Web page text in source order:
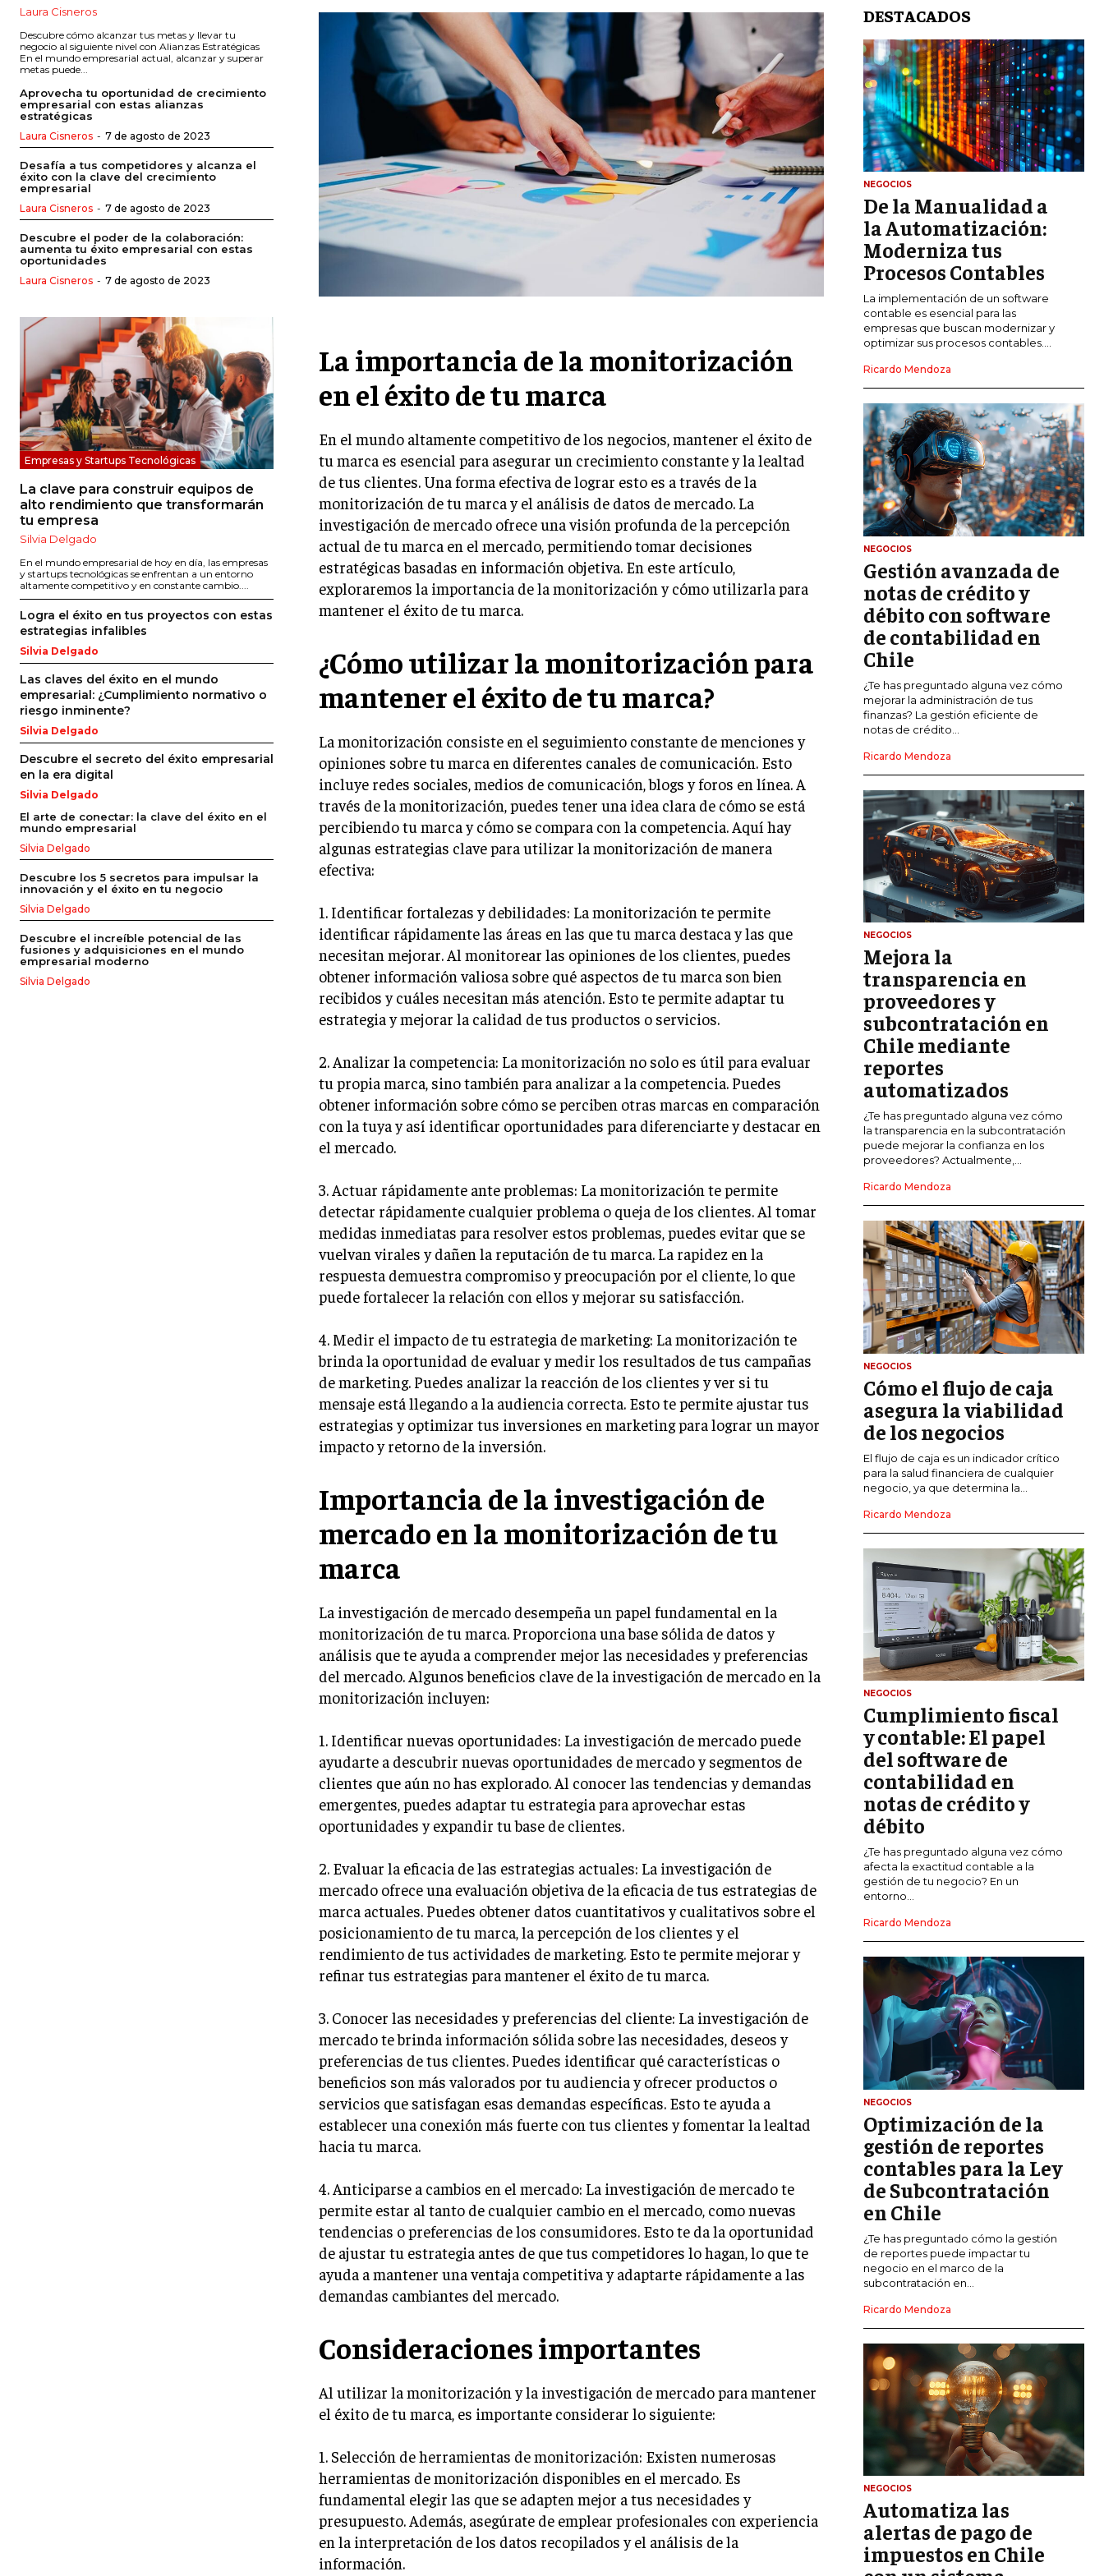
LIFESTYLE
MARKETING
ESTRATEGIAS DE MARKETING
AGENCIAS DE POSICIONAMIENTO WEB
SEO
VENTA DE ENLACES
MARKETING DIGITAL
PUBLICIDAD
VENTAS Y PERSUASIÓN
GESTIÓN DE PRODUCTOS
COMUNICACIÓN CORPORATIVA
GESTIÓN DE MARCA
INVESTIGACIÓN DE MERCADO
ANÁLISIS DE COMPETENCIA
GESTIÓN DE CLIENTES
EMPRENDIMIENTO
INNOVACIÓN EMPRESARIAL
GESTIÓN DEL CAMBIO
LIDERAZGO
EMPRENDIMIENTO
PLANIFICACIÓN EMPRESARIAL
FINANZAS
FINANZAS Y CONTABILIDAD
GESTIÓN DE RECURSOS FINANCIEROS
INVERSIONES Y MERCADOS FINANCIEROS
CONTABILIDAD EMPRESARIAL
ECONOMÍA EMPRESARIAL
INTERNACIONAL
NEGOCIOS INTERNACIONALES
COMERCIO INTERNACIONAL
EXPANSIÓN GLOBAL
ALIANZAS ESTRATÉGICAS
TECNOLOGIA
SOSTENIBILIDAD Y MEDIO AMBIENTE
GESTIÓN DE LA INNOVACIÓN
TECNOLÓGICA
TRANSFORMACIÓN DIGITAL
ANALÍTICA EMPRESARIAL Y BUSINESS
INTELLIGENCE
CIBERSEGURIDAD EMPRESARIAL
ESTRATEGIA
EMPRESAS FAMILIARES Y SUCESIÓN
NEGOCIACIÓN Y RESOLUCIÓN DE
CONFLICTOS
DERECHO EMPRESARIAL Y
REGULACIONES
ÉXITO EMPRESARIAL Y CASOS DE
ESTUDIO
GOBIERNO CORPORATIVO
NEGOCIOS
ESTRATEGIAS DE NEGOCIOS
MARKETING B2B
MARKETING B2C
FRANQUICIAS
MARKETING DE INFLUENCERS
E-COMMERCE
GESTIÓN DE CRISIS EMPRESARIALES
EMPRESAS Y STARTUPS TECNOLÓGICAS
GESTIÓN DE LA EXPERIENCIA DEL
CLIENTE
PROYECTOS
GESTIÓN DE PROYECTOS
GESTIÓN DE OPERACIONES Y CADENA
DE SUMINISTRO
LOGÍSTICA EMPRESARIAL
CALIDAD Y MEJORA CONTINUA
TALENTOS
TALENTO
RECLUTAMIENTO Y SELECCIÓN
DESARROLLO DE PERSONAL
GESTIÓN DEL DESEMPEÑO
CULTURA Y CLIMA ORGANIZACIONAL
ÉTICA EMPRESARIAL Y
RESPONSABILIDAD SOCIAL
BLOG
Laura Cisneros
Descubre cómo alcanzar tus metas y llevar tu
negocio al siguiente nivel con Alianzas Estratégicas
En el mundo empresarial actual, alcanzar y superar
metas puede...
Aprovecha tu oportunidad de crecimiento
empresarial con estas alianzas
estratégicas
Laura Cisneros - 7 de agosto de 2023
Desafía a tus competidores y alcanza el
éxito con la clave del crecimiento
empresarial
Laura Cisneros - 7 de agosto de 2023
Descubre el poder de la colaboración:
aumenta tu éxito empresarial con estas
oportunidades
Laura Cisneros - 7 de agosto de 2023
Empresas y Startups Tecnológicas
La clave para construir equipos de
alto rendimiento que transformarán
tu empresa
Silvia Delgado
En el mundo empresarial de hoy en día, las empresas
y startups tecnológicas se enfrentan a un entorno
altamente competitivo y en constante cambio....
Logra el éxito en tus proyectos con estas
estrategias infalibles
Silvia Delgado
Las claves del éxito en el mundo
empresarial: ¿Cumplimiento normativo o
riesgo inminente?
Silvia Delgado
Descubre el secreto del éxito empresarial
en la era digital
Silvia Delgado
El arte de conectar: la clave del éxito en el
mundo empresarial
Silvia Delgado
Descubre los 5 secretos para impulsar la
innovación y el éxito en tu negocio
Silvia Delgado
Descubre el increíble potencial de las
fusiones y adquisiciones en el mundo
empresarial moderno
Silvia Delgado
La importancia de la monitorización
en el éxito de tu marca
En el mundo altamente competitivo de los negocios, mantener el éxito de
tu marca es esencial para asegurar un crecimiento constante y la lealtad
de tus clientes. Una forma efectiva de lograr esto es a través de la
monitorización de tu marca y el análisis de datos de mercado. La
investigación de mercado ofrece una visión profunda de la percepción
actual de tu marca en el mercado, permitiendo tomar decisiones
estratégicas basadas en información objetiva. En este artículo,
exploraremos la importancia de la monitorización y cómo utilizarla para
mantener el éxito de tu marca.
¿Cómo utilizar la monitorización para
mantener el éxito de tu marca?
La monitorización consiste en el seguimiento constante de menciones y
opiniones sobre tu marca en diferentes canales de comunicación. Esto
incluye redes sociales, medios de comunicación, blogs y foros en línea. A
través de la monitorización, puedes tener una idea clara de cómo se está
percibiendo tu marca y cómo se compara con la competencia. Aquí hay
algunas estrategias clave para utilizar la monitorización de manera
efectiva:
1. Identificar fortalezas y debilidades: La monitorización te permite
identificar rápidamente las áreas en las que tu marca destaca y las que
necesitan mejorar. Al monitorear las opiniones de los clientes, puedes
obtener información valiosa sobre qué aspectos de tu marca son bien
recibidos y cuáles necesitan más atención. Esto te permite adaptar tu
estrategia y mejorar la calidad de tus productos o servicios.
2. Analizar la competencia: La monitorización no solo es útil para evaluar
tu propia marca, sino también para analizar a la competencia. Puedes
obtener información sobre cómo se perciben otras marcas en comparación
con la tuya y así identificar oportunidades para diferenciarte y destacar en
el mercado.
3. Actuar rápidamente ante problemas: La monitorización te permite
detectar rápidamente cualquier problema o queja de los clientes. Al tomar
medidas inmediatas para resolver estos problemas, puedes evitar que se
vuelvan virales y dañen la reputación de tu marca. La rapidez en la
respuesta demuestra compromiso y preocupación por el cliente, lo que
puede fortalecer la relación con ellos y mejorar su satisfacción.
4. Medir el impacto de tu estrategia de marketing: La monitorización te
brinda la oportunidad de evaluar y medir los resultados de tus campañas
de marketing. Puedes analizar la reacción de los clientes y ver si tu
mensaje está llegando a la audiencia correcta. Esto te permite ajustar tus
estrategias y optimizar tus inversiones en marketing para lograr un mayor
impacto y retorno de la inversión.
Importancia de la investigación de
mercado en la monitorización de tu
marca
La investigación de mercado desempeña un papel fundamental en la
monitorización de tu marca. Proporciona una base sólida de datos y
análisis que te ayuda a comprender mejor las necesidades y preferencias
del mercado. Algunos beneficios clave de la investigación de mercado en la
monitorización incluyen:
1. Identificar nuevas oportunidades: La investigación de mercado puede
ayudarte a descubrir nuevas oportunidades de mercado y segmentos de
clientes que aún no has explorado. Al conocer las tendencias y demandas
emergentes, puedes adaptar tu estrategia para aprovechar estas
oportunidades y expandir tu base de clientes.
2. Evaluar la eficacia de las estrategias actuales: La investigación de
mercado ofrece una evaluación objetiva de la eficacia de tus estrategias de
marca actuales. Puedes obtener datos cuantitativos y cualitativos sobre el
posicionamiento de tu marca, la percepción de los clientes y el
rendimiento de tus actividades de marketing. Esto te permite mejorar y
refinar tus estrategias para mantener el éxito de tu marca.
3. Conocer las necesidades y preferencias del cliente: La investigación de
mercado te brinda información sólida sobre las necesidades, deseos y
preferencias de tus clientes. Puedes identificar qué características o
beneficios son más valorados por tu audiencia y ofrecer productos o
servicios que satisfagan esas demandas específicas. Esto te ayuda a
establecer una conexión más fuerte con tus clientes y fomentar la lealtad
hacia tu marca.
4. Anticiparse a cambios en el mercado: La investigación de mercado te
permite estar al tanto de cualquier cambio en el mercado, como nuevas
tendencias o preferencias de los consumidores. Esto te da la oportunidad
de ajustar tu estrategia antes de que tus competidores lo hagan, lo que te
ayuda a mantener una ventaja competitiva y adaptarte rápidamente a las
demandas cambiantes del mercado.
Consideraciones importantes
Al utilizar la monitorización y la investigación de mercado para mantener
el éxito de tu marca, es importante considerar lo siguiente:
1. Selección de herramientas de monitorización: Existen numerosas
herramientas de monitorización disponibles en el mercado. Es
fundamental elegir las que se adapten mejor a tus necesidades y
presupuesto. Además, asegúrate de emplear profesionales con experiencia
en la interpretación de los datos recopilados y el análisis de la
información.
DESTACADOS
NEGOCIOS
De la Manualidad a
la Automatización:
Moderniza tus
Procesos Contables
La implementación de un software
contable es esencial para las
empresas que buscan modernizar y
optimizar sus procesos contables....
Ricardo Mendoza
NEGOCIOS
Gestión avanzada de
notas de crédito y
débito con software
de contabilidad en
Chile
¿Te has preguntado alguna vez cómo
mejorar la administración de tus
finanzas? La gestión eficiente de
notas de crédito...
Ricardo Mendoza
NEGOCIOS
Mejora la
transparencia en
proveedores y
subcontratación en
Chile mediante
reportes
automatizados
¿Te has preguntado alguna vez cómo
la transparencia en la subcontratación
puede mejorar la confianza en los
proveedores? Actualmente,...
Ricardo Mendoza
NEGOCIOS
Cómo el flujo de caja
asegura la viabilidad
de los negocios
El flujo de caja es un indicador crítico
para la salud financiera de cualquier
negocio, ya que determina la...
Ricardo Mendoza
NEGOCIOS
Cumplimiento fiscal
y contable: El papel
del software de
contabilidad en
notas de crédito y
débito
¿Te has preguntado alguna vez cómo
afecta la exactitud contable a la
gestión de tu negocio? En un
entorno...
Ricardo Mendoza
NEGOCIOS
Optimización de la
gestión de reportes
contables para la Ley
de Subcontratación
en Chile
¿Te has preguntado cómo la gestión
de reportes puede impactar tu
negocio en el marco de la
subcontratación en...
Ricardo Mendoza
NEGOCIOS
Automatiza las
alertas de pago de
impuestos en Chile